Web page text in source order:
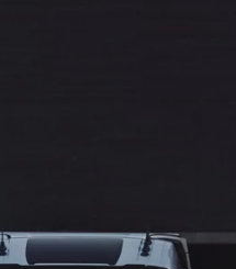
à retenir les meilleurs talents.